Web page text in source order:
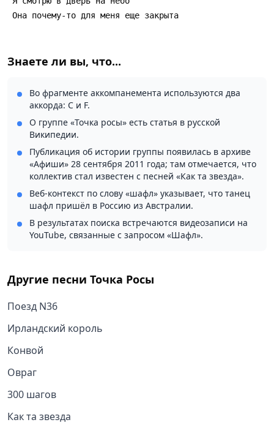
Знаете ли вы, что...
Во фрагменте аккомпанемента используются два
аккорда: C и F.
О группе «Точка росы» есть статья в русской
Википедии.
Публикация об истории группы появилась в архиве
«Афиши» 28 сентября 2011 года; там отмечается, что
коллектив стал известен с песней «Как та звезда».
Веб-контекст по слову «шафл» указывает, что танец
шафл пришёл в Россию из Австралии.
В результатах поиска встречаются видеозаписи на
YouTube, связанные с запросом «Шафл».
Другие песни Точка Росы
Поезд N36
Ирландский король
Конвой
Овраг
300 шагов
Как та звезда